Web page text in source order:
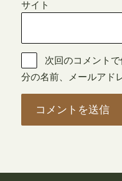
サイト
次回のコメント
分の名前、メールアド